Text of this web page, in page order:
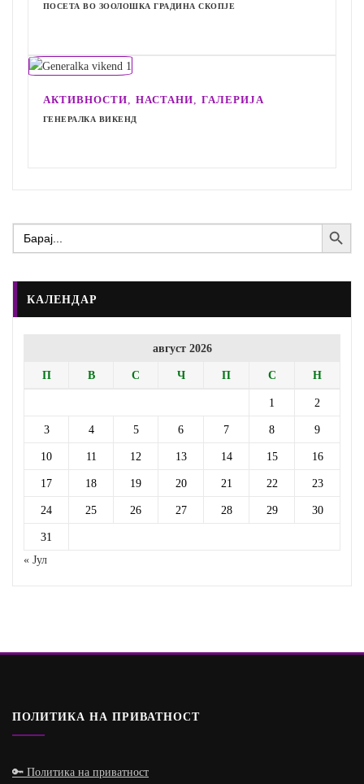
ПОСЕТА ВО ЗООЛОШКА ГРАДИНА СКОПЈЕ
АКТИВНОСТИ НАСТАНИ ГАЛЕРИЈА
ГЕНЕРАЛКА ВИКЕНД
Search
for:
Search Button
КАЛЕНДАР
август 2026
П В С Ч П С Н
1 2
3 4 5 6 7 8 9
10 11 12 13 14 15 16
17 18 19 20 21 22 23
24 25 26 27 28 29 30
31
« Јул
ПОЛИТИКА НА ПРИВАТНОСТ
🔑 Политика на приватност